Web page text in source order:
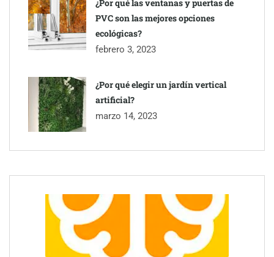
¿Por qué las ventanas y puertas de
PVC son las mejores opciones
ecológicas?
febrero 3, 2023
¿Por qué elegir un jardín vertical
artificial?
marzo 14, 2023